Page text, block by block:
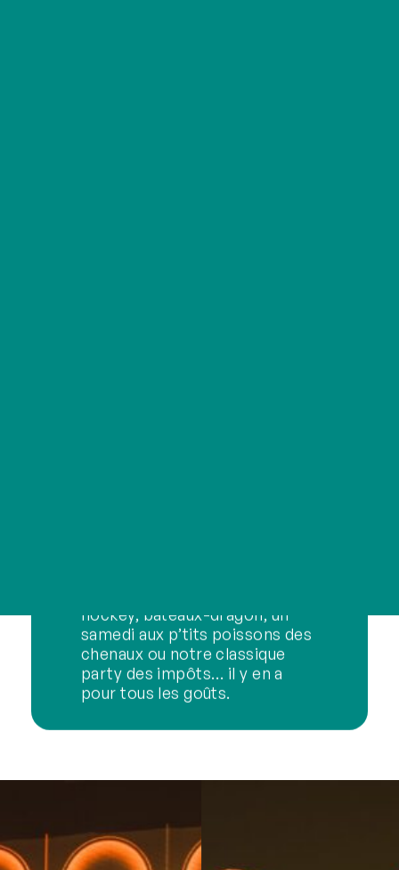
hockey, bateaux-dragon, un
samedi aux p’tits poissons des
chenaux ou notre classique
party des impôts… il y en a
pour tous les goûts.